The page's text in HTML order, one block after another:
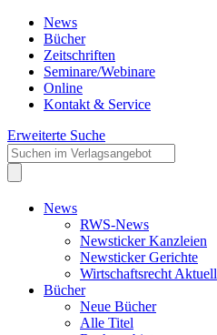
News
Bücher
Zeitschriften
Seminare/Webinare
Online
Kontakt & Service
Erweiterte Suche
News
RWS-News
Newsticker Kanzleien
Newsticker Gerichte
Wirtschaftsrecht Aktuell
Bücher
Neue Bücher
Alle Titel